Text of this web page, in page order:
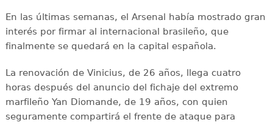
En las últimas semanas, el Arsenal había mostrado gran
interés por firmar al internacional brasileño, que
finalmente se quedará en la capital española.
La renovación de Vinicius, de 26 años, llega cuatro
horas después del anuncio del fichaje del extremo
marfileño Yan Diomande, de 19 años, con quien
seguramente compartirá el frente de ataque para